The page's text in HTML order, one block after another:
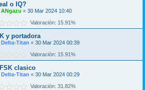
o IQ?
ANgazu « 30 Mar 2024 10:40
Valoración: 15.91%
y portadora
Delta-Titan « 30 Mar 2024 00:39
Valoración: 15.91%
clasico
Delta-Titan « 30 Mar 2024 00:29
Valoración: 31.82%